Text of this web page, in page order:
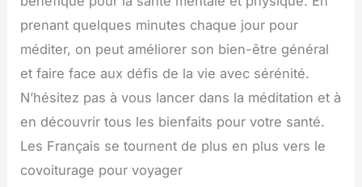
prenant quelques minutes chaque jour pour
méditer, on peut améliorer son bien-être général
et faire face aux défis de la vie avec sérénité.
N’hésitez pas à vous lancer dans la méditation et à
en découvrir tous les bienfaits pour votre santé.
Les Français se tournent de plus en plus vers le
covoiturage pour voyager